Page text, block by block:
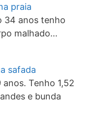
praia
34 anos tenho
malhado…
safada
Tenho 1,52
e bunda